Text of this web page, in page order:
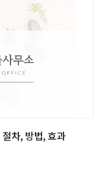
차, 방법, 효과